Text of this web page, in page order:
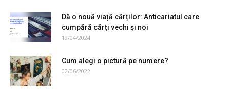
Dă o nouă viață cărților: Anticariatul care
cumpără cărți vechi și noi
19/04/2024
Cum alegi o pictură pe numere?
02/06/2022